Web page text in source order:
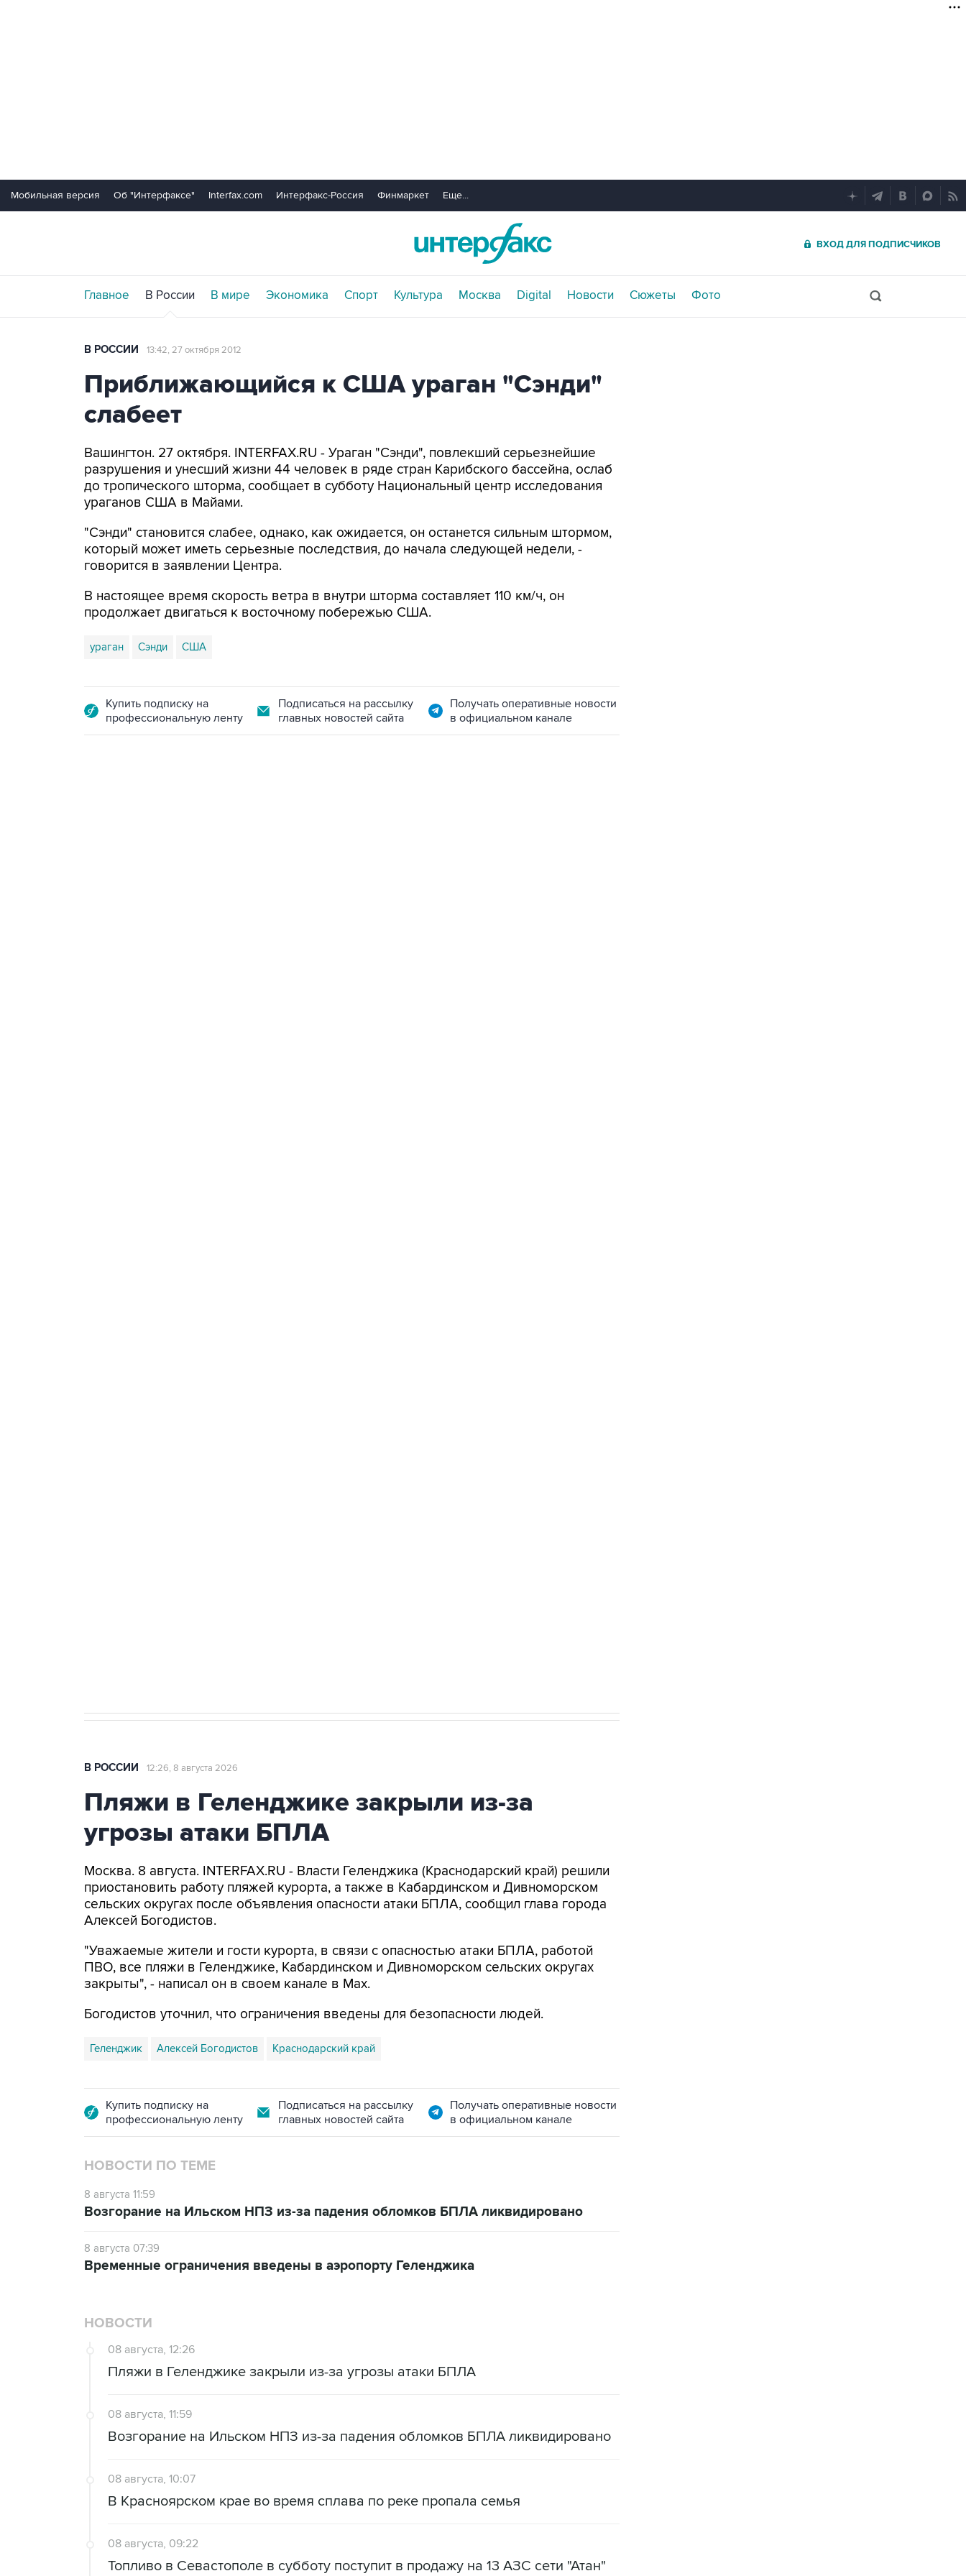
Мобильная версия Об "Интерфаксе" Interfax.com Интерфакс-Россия Финмаркет Еще...
ВХОД ДЛЯ ПОДПИСЧИКОВ
Главное В России В мире Экономика Спорт Культура Москва Digital Новости Сюжеты Фото
В РОССИИ 13:42, 27 октября 2012
Приближающийся к США ураган "Сэнди"
слабеет
Вашингтон. 27 октября. INTERFAX.RU - Ураган "Сэнди", повлекший серьезнейшие
разрушения и унесший жизни 44 человек в ряде стран Карибского бассейна, ослаб
до тропического шторма, сообщает в субботу Национальный центр исследования
ураганов США в Майами.
"Сэнди" становится слабее, однако, как ожидается, он останется сильным штормом,
который может иметь серьезные последствия, до начала следующей недели, -
говорится в заявлении Центра.
В настоящее время скорость ветра в внутри шторма составляет 110 км/ч, он
продолжает двигаться к восточному побережью США.
ураган Сэнди США
Купить подписку на
профессиональную ленту
Подписаться на рассылку
главных новостей сайта
Получать оперативные новости
в официальном канале
В РОССИИ 12:26, 8 августа 2026
Пляжи в Геленджике закрыли из-за
угрозы атаки БПЛА
Москва. 8 августа. INTERFAX.RU - Власти Геленджика (Краснодарский край) решили
приостановить работу пляжей курорта, а также в Кабардинском и Дивноморском
сельских округах после объявления опасности атаки БПЛА, сообщил глава города
Алексей Богодистов.
"Уважаемые жители и гости курорта, в связи с опасностью атаки БПЛА, работой
ПВО, все пляжи в Геленджике, Кабардинском и Дивноморском сельских округах
закрыты", - написал он в своем канале в Max.
Богодистов уточнил, что ограничения введены для безопасности людей.
Геленджик Алексей Богодистов Краснодарский край
Купить подписку на
профессиональную ленту
Подписаться на рассылку
главных новостей сайта
Получать оперативные новости
в официальном канале
НОВОСТИ ПО ТЕМЕ
8 августа 11:59
Возгорание на Ильском НПЗ из-за падения обломков БПЛА ликвидировано
8 августа 07:39
Временные ограничения введены в аэропорту Геленджика
НОВОСТИ
08 августа, 12:26
Пляжи в Геленджике закрыли из-за угрозы атаки БПЛА
08 августа, 11:59
Возгорание на Ильском НПЗ из-за падения обломков БПЛА ликвидировано
08 августа, 10:07
В Красноярском крае во время сплава по реке пропала семья
08 августа, 09:22
Топливо в Севастополе в субботу поступит в продажу на 13 АЗС сети "Атан"